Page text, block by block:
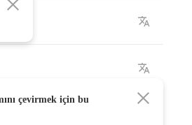
çevirmek için bu